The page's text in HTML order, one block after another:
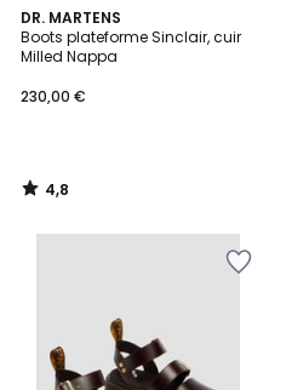
DR. MARTENS
Boots plateforme Sinclair, cuir
Milled Nappa
230,00 €
4,8
/ 5
4,8
/